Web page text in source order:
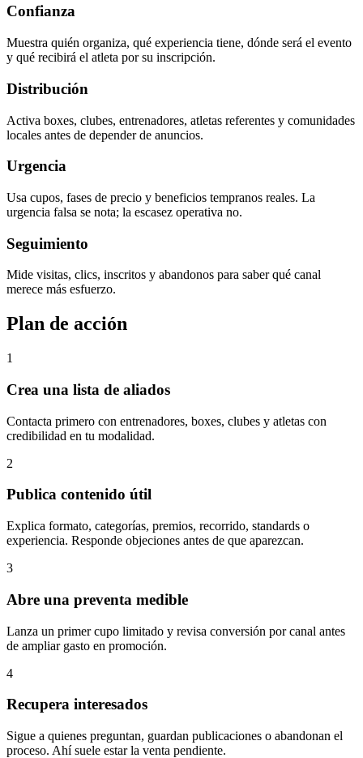
Confianza
Muestra quién organiza, qué experiencia tiene, dónde será el evento
y qué recibirá el atleta por su inscripción.
Distribución
Activa boxes, clubes, entrenadores, atletas referentes y comunidades
locales antes de depender de anuncios.
Urgencia
Usa cupos, fases de precio y beneficios tempranos reales. La
urgencia falsa se nota; la escasez operativa no.
Seguimiento
Mide visitas, clics, inscritos y abandonos para saber qué canal
merece más esfuerzo.
Plan de acción
1
Crea una lista de aliados
Contacta primero con entrenadores, boxes, clubes y atletas con
credibilidad en tu modalidad.
2
Publica contenido útil
Explica formato, categorías, premios, recorrido, standards o
experiencia. Responde objeciones antes de que aparezcan.
3
Abre una preventa medible
Lanza un primer cupo limitado y revisa conversión por canal antes
de ampliar gasto en promoción.
4
Recupera interesados
Sigue a quienes preguntan, guardan publicaciones o abandonan el
proceso. Ahí suele estar la venta pendiente.